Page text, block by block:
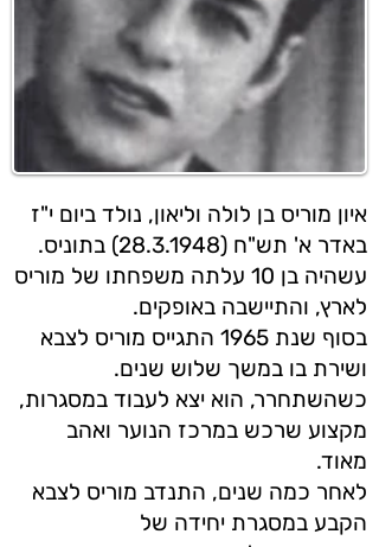
איון מוריס בן לולה וליאון, נולד ביום י"ז
באדר א' תש"ח (28.3.1948) בתוניס.
עשהיה בן 10 עלתה משפחתו של מוריס
לארץ, והתיישבה באופקים.
בסוף שנת 1965 התגייס מוריס לצבא
ושירת בו במשך שלוש שנים.
כשהשתחרר, הוא יצא לעבוד במסגרות,
מקצוע שרכש במרכז הנוער ואהב
מאוד.
לאחר כמה שנים, התנדב מוריס לצבא
הקבע במסגרת יחידה של